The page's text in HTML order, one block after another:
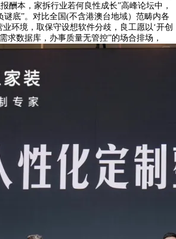
酬本，家拆行业若何良性成长”高峰论坛中，
谜底”。对比全国(不含港澳台地域）范畴内各
环境，取保守设想软件分歧，良工愿以‘开创
求数据库，办事质量无管控”的场合排场，